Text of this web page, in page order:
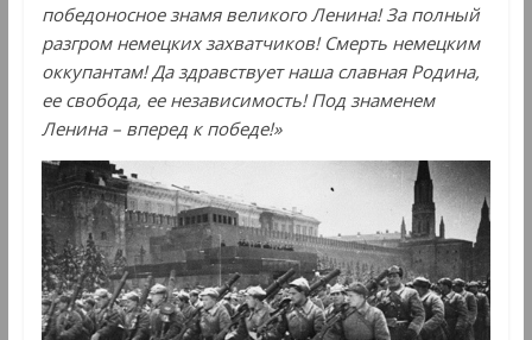
победоносное знамя великого Ленина! За полный
разгром немецких захватчиков! Смерть немецким
оккупантам! Да здравствует наша славная Родина,
ее свобода, ее независимость! Под знаменем
Ленина – вперед к победе!»